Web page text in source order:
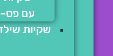
עם פס-
שקיות